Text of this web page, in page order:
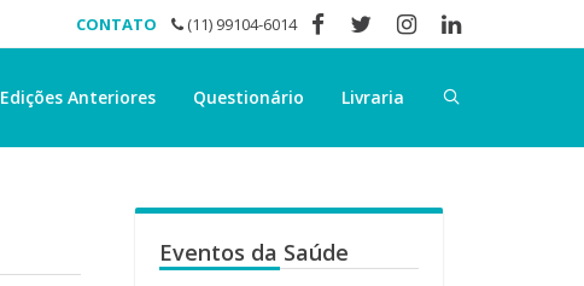
CONTATO (11) 99104-6014
Edições Anteriores Questionário Livraria
Eventos da Saúde